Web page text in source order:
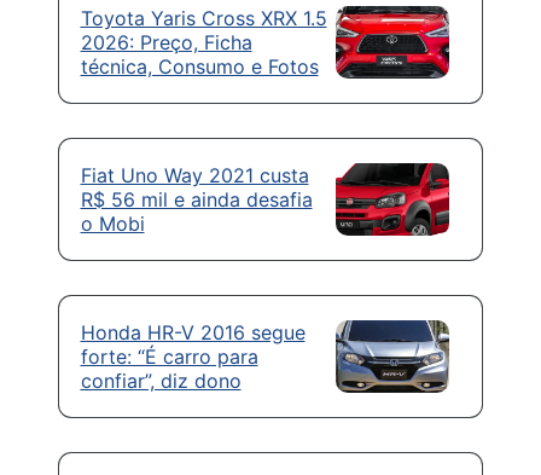
Toyota Yaris Cross XRX 1.5
2026: Preço, Ficha
técnica, Consumo e Fotos
Fiat Uno Way 2021 custa
R$ 56 mil e ainda desafia
o Mobi
Honda HR-V 2016 segue
forte: “É carro para
confiar”, diz dono